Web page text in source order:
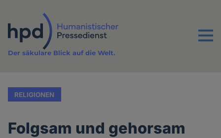
Inhalt
Menu
Der säkulare Blick auf die Welt.
RELIGIONEN
Folgsam und gehorsam